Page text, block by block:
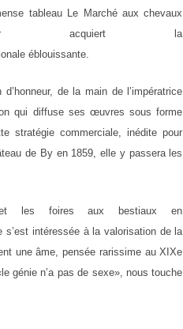
tableau Le Marché aux chevaux
acquiert la
éblouissante.
de la main de l’impératrice
qui diffuse ses œuvres sous forme
stratégie commerciale, inédite pour
de By en 1859, elle y passera les
les foires aux bestiaux en
s’est intéressée à la valorisation de la
une âme, pensée rarissime au XIXe
génie n’a pas de sexe», nous touche